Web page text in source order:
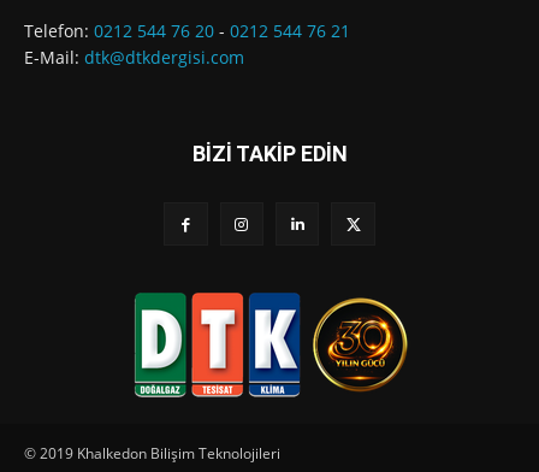
Telefon: 0212 544 76 20 - 0212 544 76 21
E-Mail: dtk@dtkdergisi.com
BİZİ TAKİP EDİN
© 2019 Khalkedon Bilişim Teknolojileri